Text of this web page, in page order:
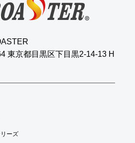
東京都目黒区下目黒2-14-13 H
ーズ